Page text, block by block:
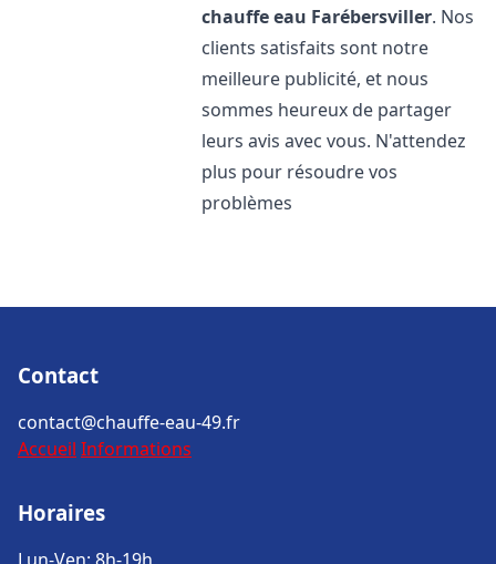
chauffe eau Farébersviller. Nos
clients satisfaits sont notre
meilleure publicité, et nous
sommes heureux de partager
leurs avis avec vous. N'attendez
plus pour résoudre vos
problèmes
Contact
contact@chauffe-eau-49.fr
Accueil Informations
Horaires